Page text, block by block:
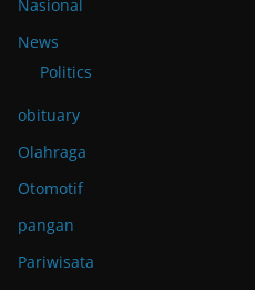
Nasional
News
Politics
obituary
Olahraga
Otomotif
pangan
Pariwisata